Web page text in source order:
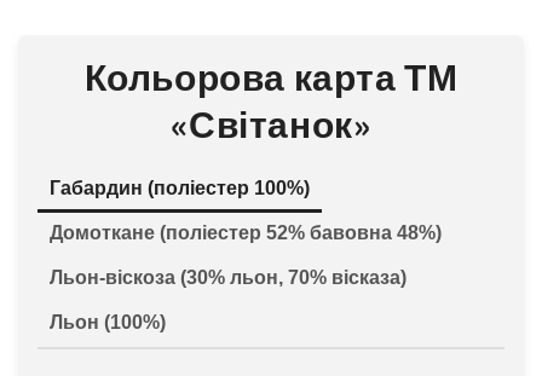
Кольорова карта ТМ
«Світанок»
Габардин (поліестер 100%)
Домоткане (поліестер 52% бавовна 48%)
Льон-віскоза (30% льон, 70% вісказа)
Льон (100%)